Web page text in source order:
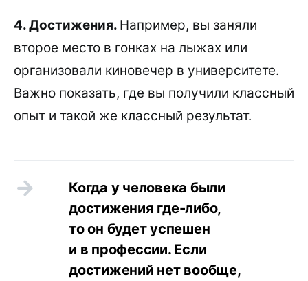
4. Достижения. Например, вы заняли
второе место в гонках на лыжах или
организовали киновечер в университете.
Важно показать, где вы получили классный
опыт и такой же классный результат.
Когда у человека были
достижения где-либо,
то он будет успешен
и в профессии. Если
достижений нет вообще,